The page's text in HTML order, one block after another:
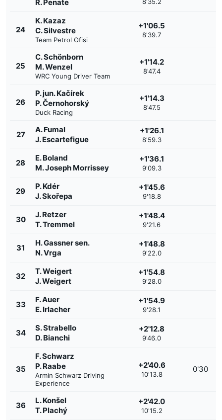
R. Penate
24
K. Kazaz
C. Silvestre
Team Petrol Ofisi
+1'06.5
8'39.7
25
C. Schönborn
M. Wenzel
WRC Young Driver Team
+1'14.2
8'47.4
26
P. jun. Kačírek
P. Černohorský
Duck Racing
+1'14.3
8'47.5
27
A. Fumal
J. Escartefigue
+1'26.1
8'59.3
28
E. Boland
M. Joseph Morrissey
+1'36.1
9'09.3
29
P. Kdér
J. Skořepa
+1'45.6
9'18.8
30
J. Retzer
T. Tremmel
+1'48.4
9'21.6
31
H. Gassner sen.
N. Vrga
+1'48.8
9'22.0
32
T. Weigert
J. Weigert
+1'54.8
9'28.0
33
F. Auer
E. Irlacher
+1'54.9
9'28.1
34
S. Strabello
D. Bianchi
+2'12.8
9'46.0
35
F. Schwarz
P. Raabe
Armin Schwarz Driving
Experience
+2'40.6
10'13.8
0'30
36
L. Konšel
T. Plachý
+2'42.0
10'15.2